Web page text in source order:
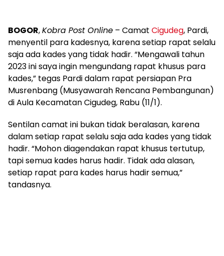
BOGOR,Kobra Post Online – Camat Cigudeg, Pardi,
menyentil para kadesnya, karena setiap rapat selalu
saja ada kades yang tidak hadir. “Mengawali tahun
2023 ini saya ingin mengundang rapat khusus para
kades,” tegas Pardi dalam rapat persiapan Pra
Musrenbang (Musyawarah Rencana Pembangunan)
di Aula Kecamatan Cigudeg, Rabu (11/1).
Sentilan camat ini bukan tidak beralasan, karena
dalam setiap rapat selalu saja ada kades yang tidak
hadir. “Mohon diagendakan rapat khusus tertutup,
tapi semua kades harus hadir. Tidak ada alasan,
setiap rapat para kades harus hadir semua,”
tandasnya.